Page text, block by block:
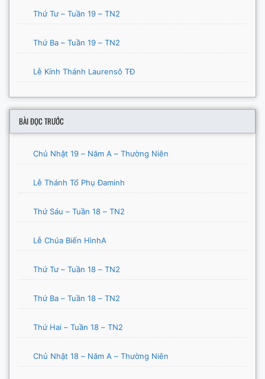
Thứ Tư – Tuần 19 – TN2
Thứ Ba – Tuần 19 – TN2
Lễ Kính Thánh Laurensô TĐ
BÀI ĐỌC TRƯỚC
Chủ Nhật 19 – Năm A – Thường Niên
Lễ Thánh Tổ Phụ Đaminh
Thứ Sáu – Tuần 18 – TN2
Lễ Chúa Biến HìnhA
Thứ Tư – Tuần 18 – TN2
Thứ Ba – Tuần 18 – TN2
Thứ Hai – Tuần 18 – TN2
Chủ Nhật 18 – Năm A – Thường Niên